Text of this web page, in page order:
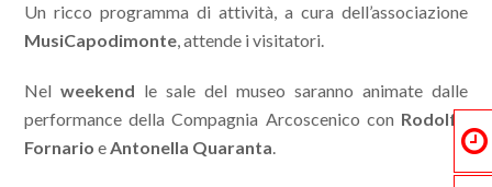
Un ricco programma di attività, a cura dell’associazione
MusiCapodimonte, attende i visitatori.
Nelweekend le sale del museo saranno animate dalle
performance della Compagnia Arcoscenico con Rodolfo
Fornario eAntonella Quaranta.